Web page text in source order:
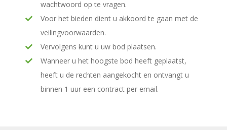
wachtwoord op te vragen.
Voor het bieden dient u akkoord te gaan met de
veilingvoorwaarden.
Vervolgens kunt u uw bod plaatsen.
Wanneer u het hoogste bod heeft geplaatst,
heeft u de rechten aangekocht en ontvangt u
binnen 1 uur een contract per email.